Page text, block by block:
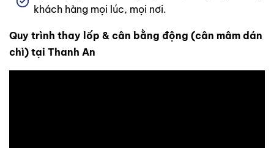
khách hàng mọi lúc, mọi nơi.
Quy trình thay lốp & cân bằng động (cân mâm dán
chì) tại Thanh An